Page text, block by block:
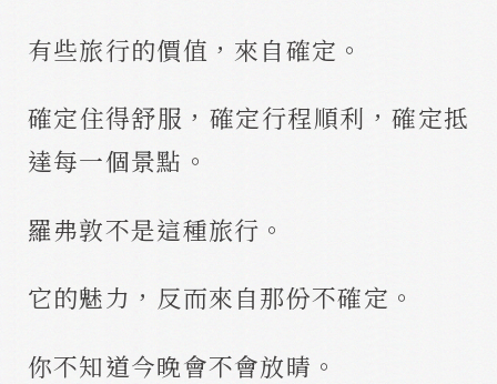
有些旅行的價值，來自確定。
確定住得舒服，確定行程順利，確定抵
達每一個景點。
羅弗敦不是這種旅行。
它的魅力，反而來自那份不確定。
你不知道今晚會不會放晴。